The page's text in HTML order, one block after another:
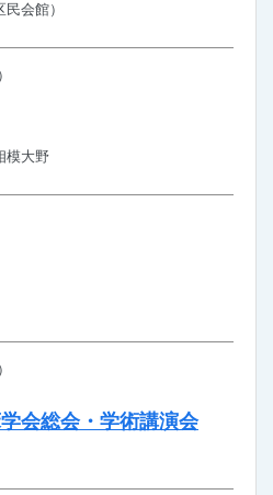
会館）
模大野
会総会・学術講演会